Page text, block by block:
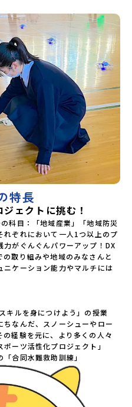
特長
ェクトに挑む！
科目：「地域産業」「地域防災
れぞれにおいて一人1つ以上のプ
がぐんぐんパワーアップ！DX
取り組みや地域のみなさんと
ケーション能力やマルチには
キルを身につけよう」の授業
ちなんだ、スノーシューやロー
の経験を元に、より多くの人々
ーツ活性化プロジェクト」
合同水難救助訓練」